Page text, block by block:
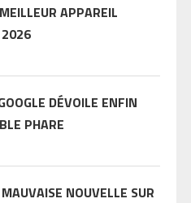
APPAREIL
2026
DÉVOILE ENFIN
PHARE
NOUVELLE SUR